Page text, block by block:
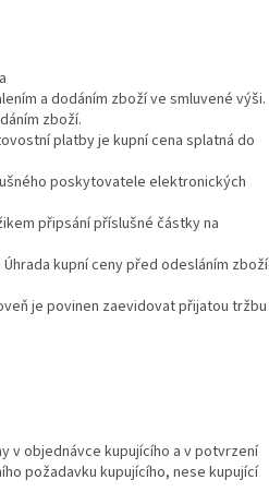
a dodáním zboží ve smluvené výši.
zboží.
platby je kupní cena splatná do
poskytovatele elektronických
připsání příslušné částky na
kupní ceny před odesláním zboží
je povinen zaevidovat přijatou tržbu
v objednávce kupujícího a v potvrzení
požadavku kupujícího, nese kupující